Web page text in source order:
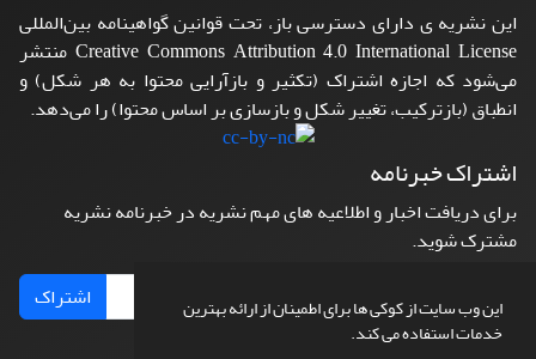
این وب سایت از کوکی ها برای اطمینان از ارائه بهترین
خدمات استفاده می کند.
این نشریه ی دارای دسترسی باز، تحت قوانین گواهینامه بین‌المللی
Creative Commons Attribution 4.0 International License منتشر
می‌شود که اجازه اشتراک (تکثیر و بازآرایی محتوا به هر شکل) و
انطباق (بازترکیب، تغییر شکل و بازسازی بر اساس محتوا) را می‌دهد.
اشتراک خبرنامه
برای دریافت اخبار و اطلاعیه های مهم نشریه در خبرنامه نشریه
مشترک شوید.
اشتراک